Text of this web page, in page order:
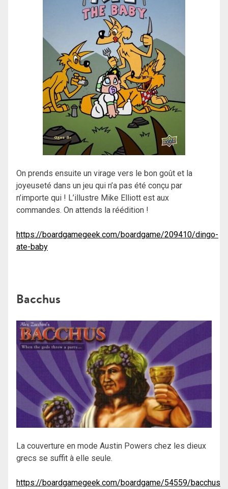
On prends ensuite un virage vers le bon goût et la
joyeuseté dans un jeu qui n’a pas été conçu par
n’importe qui ! L’illustre Mike Elliott est aux
commandes. On attends la réédition !
https://boardgamegeek.com/boardgame/209410/dingo-
ate-baby
Bacchus
La couverture en mode Austin Powers chez les dieux
grecs se suffit à elle seule.
https://boardgamegeek.com/boardgame/54559/bacchus